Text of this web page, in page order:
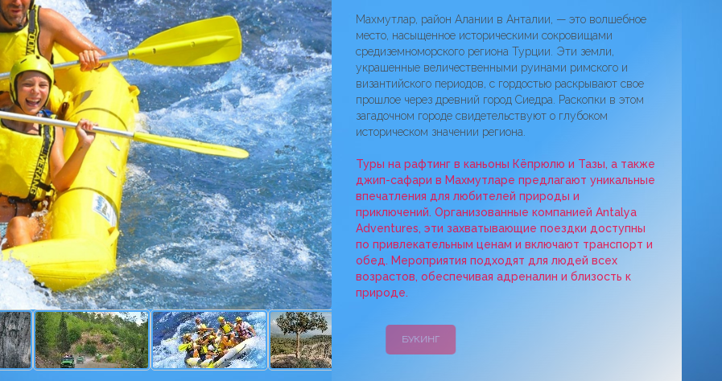
Махмутлар, район Алании в Анталии, — это волшебное
место, насыщенное историческими сокровищами
средиземноморского региона Турции. Эти земли,
украшенные величественными руинами римского и
византийского периодов, с гордостью раскрывают свое
прошлое через древний город Сиедра. Раскопки в этом
загадочном городе свидетельствуют о глубоком
историческом значении региона.
Туры на рафтинг в каньоны Кёпрюлю и Тазы, а также
джип-сафари в Махмутларе предлагают уникальные
впечатления для любителей природы и
приключений. Организованные компанией Antalya
Adventures, эти захватывающие поездки доступны
по привлекательным ценам и включают транспорт и
обед. Мероприятия подходят для людей всех
возрастов, обеспечивая адреналин и близость к
природе.
БУКИНГ